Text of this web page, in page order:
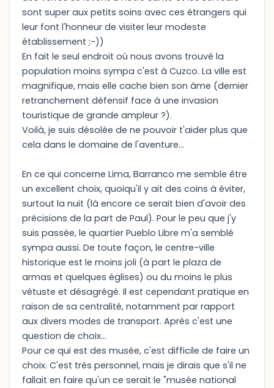
sont super aux petits soins avec ces étrangers qui
leur font l'honneur de visiter leur modeste
établissement ;-))
En fait le seul endroit où nous avons trouvé la
population moins sympa c'est à Cuzco. La ville est
magnifique, mais elle cache bien son âme (dernier
retranchement défensif face à une invasion
touristique de grande ampleur ?).
Voilà, je suis désolée de ne pouvoir t'aider plus que
cela dans le domaine de l'aventure...
En ce qui concerne Lima, Barranco me semble être
un excellent choix, quoiqu'il y ait des coins à éviter,
surtout la nuit (là encore ce serait bien d'avoir des
précisions de la part de Paul). Pour le peu que j'y
suis passée, le quartier Pueblo Libre m'a semblé
sympa aussi. De toute façon, le centre-ville
historique est le moins joli (à part le plaza de
armas et quelques églises) ou du moins le plus
vétuste et désagrégé. Il est cependant pratique en
raison de sa centralité, notamment par rapport
aux divers modes de transport. Après c'est une
question de choix...
Pour ce qui est des musée, c'est difficile de faire un
choix. C'est très personnel, mais je dirais que s'il ne
fallait en faire qu'un ce serait le "musée national